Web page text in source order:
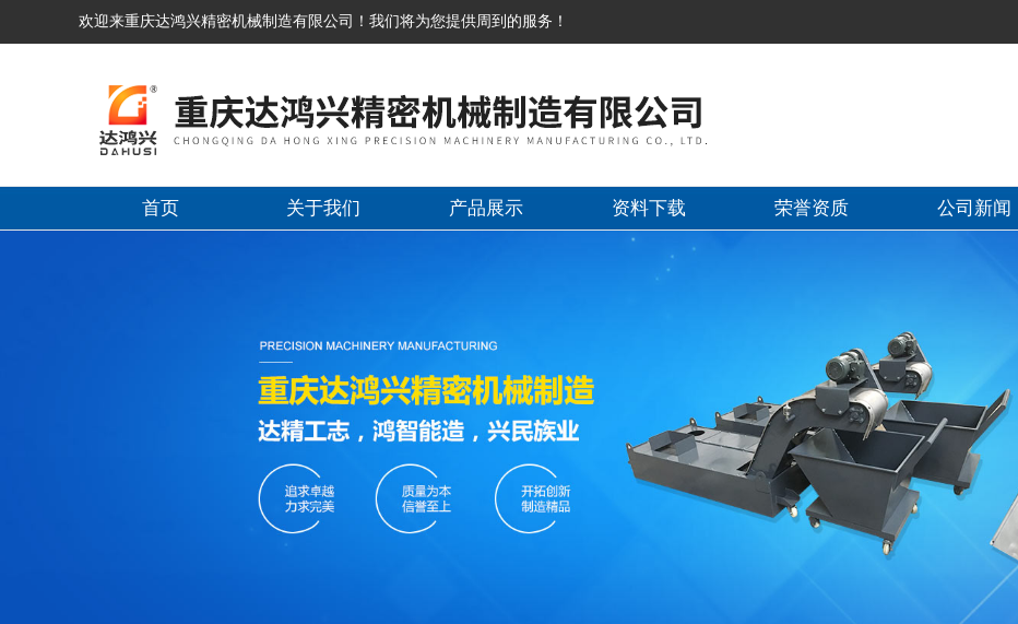
欢迎来重庆达鸿兴精密机械制造有限公司！我们将为您提供周到的服务！
首页 关于我们 产品展示 资料下载 荣誉资质 公司新闻